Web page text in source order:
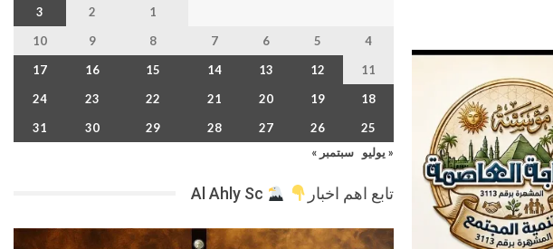
1
2
3
4
5
6
7
8
9
10
11
12
13
14
15
16
17
18
19
20
21
22
23
24
25
26
27
28
29
30
31
« يوليو
سبتمبر »
تابع اهم اخبار